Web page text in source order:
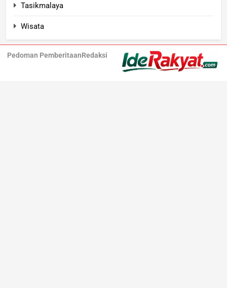
Tasikmalaya
Wisata
Pedoman PemberitaanRedaksi